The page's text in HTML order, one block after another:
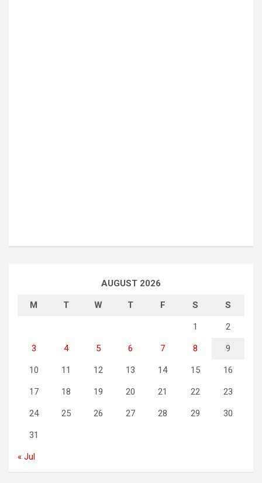
AUGUST 2026
M T W T F S S
1 2
3 4 5 6 7 8 9
10 11 12 13 14 15 16
17 18 19 20 21 22 23
24 25 26 27 28 29 30
31
« Jul